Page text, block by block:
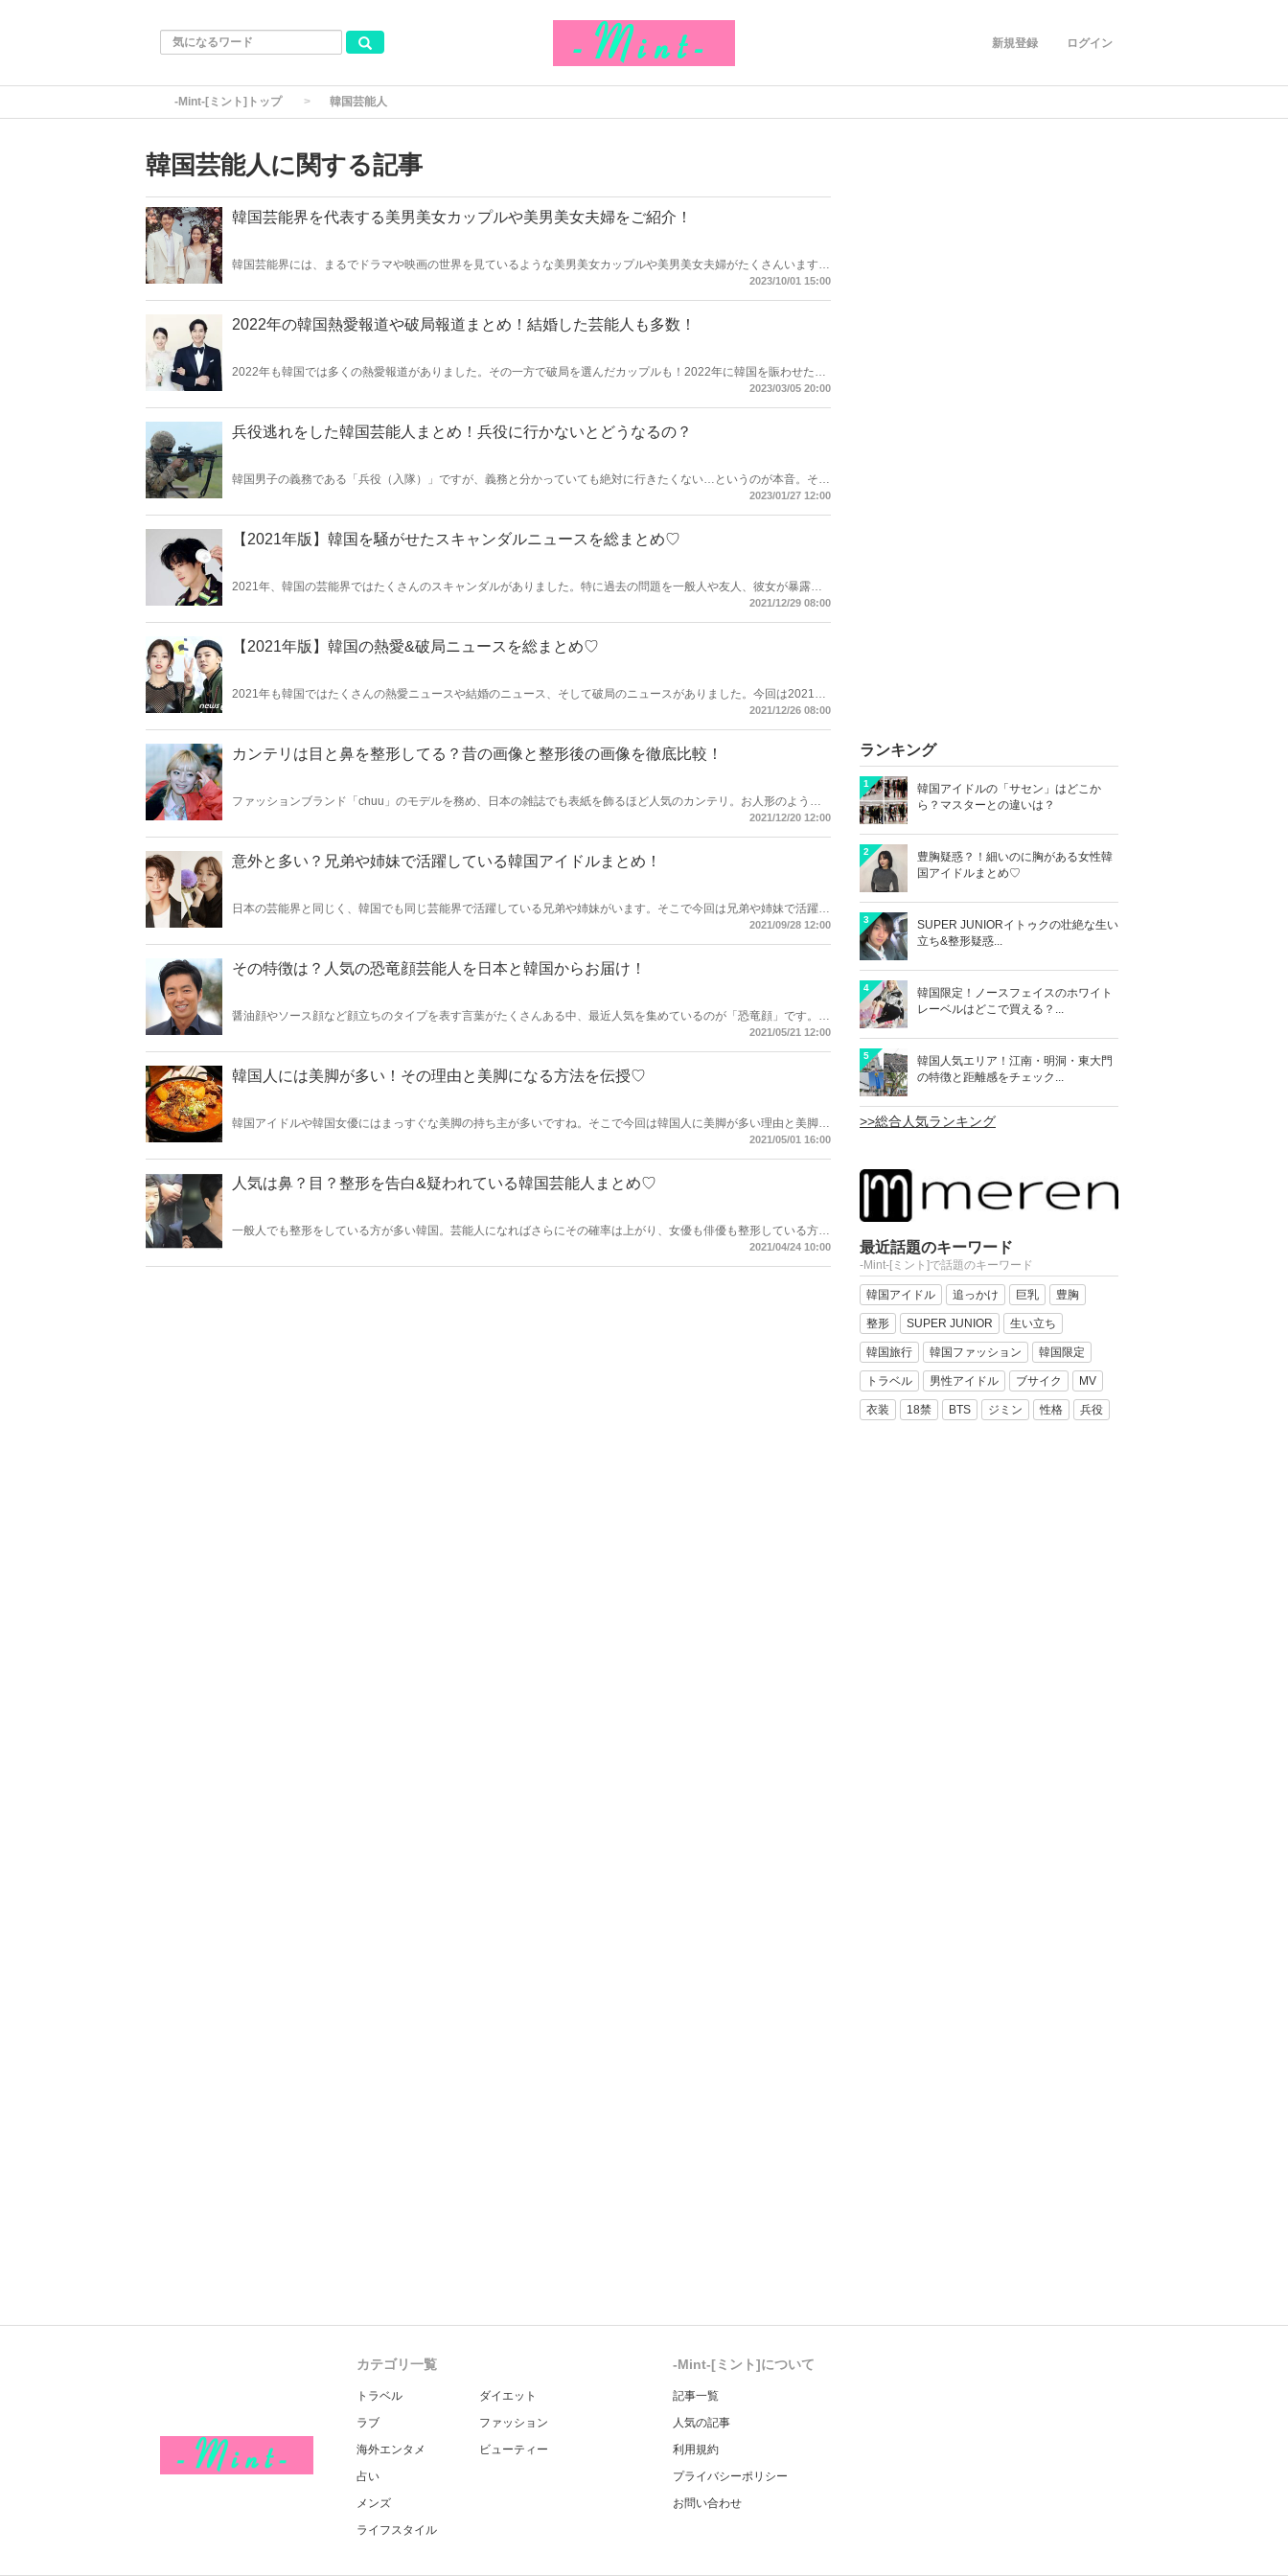
ログイン
新規登録
-Mint-[ミント]トップ 韓国芸能人
韓国芸能人に関する記事
韓国芸能界を代表する美男美女カップルや美男美女夫婦をご紹介！
韓国芸能界には、まるでドラマや映画の世界を見ているような美男美女カップルや美男美女夫婦がたくさんいます。
2023/10/01 15:00
2022年の韓国熱愛報道や破局報道まとめ！結婚した芸能人も多数！
2022年も韓国では多くの熱愛報道がありました。その一方で破局を選んだカップルも！2022年に韓国を賑わせた熱
2023/03/05 20:00
兵役逃れをした韓国芸能人まとめ！兵役に行かないとどうなるの？
韓国男子の義務である「兵役（入隊）」ですが、義務と分かっていても絶対に行きたくない…というのが本音。そん
な中、違法な手段を使って兵役逃れをした方々もいます。兵役逃れをした韓国芸能人やその手段などをご紹介しま
2023/01/27 12:00
【2021年版】韓国を騒がせたスキャンダルニュースを総まとめ♡
2021年、韓国の芸能界ではたくさんのスキャンダルがありました。特に過去の問題を一般人や友人、彼女が暴露す
るというケースが相次ぎ衝撃が走っています。今回は2021年に韓国を騒がせたスキャンダルニュースをまとめてご
2021/12/29 08:00
【2021年版】韓国の熱愛&破局ニュースを総まとめ♡
2021年も韓国ではたくさんの熱愛ニュースや結婚のニュース、そして破局のニュースがありました。今回は2021年
2021/12/26 08:00
カンテリは目と鼻を整形してる？昔の画像と整形後の画像を徹底比較！
ファッションブランド「chuu」のモデルを務め、日本の雑誌でも表紙を飾るほど人気のカンテリ。お人形のような
可愛い顔立ちをしていますが、どうしても整形感が…。今回は昔の画像と現在の画像から、カンテリがどこを整形し
2021/12/20 12:00
意外と多い？兄弟や姉妹で活躍している韓国アイドルまとめ！
日本の芸能界と同じく、韓国でも同じ芸能界で活躍している兄弟や姉妹がいます。そこで今回は兄弟や姉妹で活躍し
ている韓国アイドルをまとめてご紹介！お互いがアイドルという方はもちろん、兄弟や姉妹が俳優や女優、アナウン
2021/09/28 12:00
その特徴は？人気の恐竜顔芸能人を日本と韓国からお届け！
醤油顔やソース顔など顔立ちのタイプを表す言葉がたくさんある中、最近人気を集めているのが「恐竜顔」です。そ
2021/05/21 12:00
韓国人には美脚が多い！その理由と美脚になる方法を伝授♡
韓国アイドルや韓国女優にはまっすぐな美脚の持ち主が多いですね。そこで今回は韓国人に美脚が多い理由と美脚に
2021/05/01 16:00
人気は鼻？目？整形を告白&疑われている韓国芸能人まとめ♡
一般人でも整形をしている方が多い韓国。芸能人になればさらにその確率は上がり、女優も俳優も整形している方が
たくさんいます。そこで今回は整形を告白、または整形が疑われている韓国芸能人をまとめてご紹介します♡
2021/04/24 10:00
ランキング
1
韓国アイドルの「サセン」はどこか
ら？マスターとの違いは？
2
豊胸疑惑？！細いのに胸がある女性韓
国アイドルまとめ♡
3
SUPER JUNIORイトゥクの壮絶な生い
立ち&整形疑惑...
4
韓国限定！ノースフェイスのホワイト
レーベルはどこで買える？...
5
韓国人気エリア！江南・明洞・東大門
の特徴と距離感をチェック...
>>総合人気ランキング
最近話題のキーワード
-Mint-[ミント]で話題のキーワード
韓国アイドル 追っかけ 巨乳 豊胸
整形 SUPER JUNIOR 生い立ち
韓国旅行 韓国ファッション 韓国限定
トラベル 男性アイドル ブサイク MV
衣装 18禁 BTS ジミン 性格 兵役
カテゴリ一覧
トラベル
ラブ
海外エンタメ
占い
メンズ
ライフスタイル
ダイエット
ファッション
ビューティー
-Mint-[ミント]について
記事一覧
人気の記事
利用規約
プライバシーポリシー
お問い合わせ